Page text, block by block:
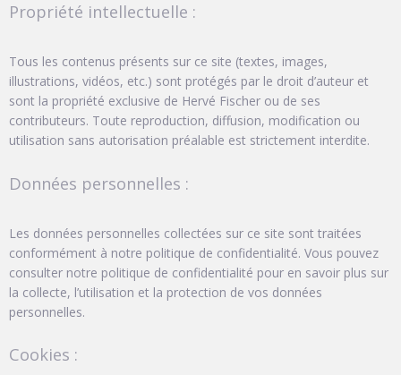
Propriété intellectuelle :
Tous les contenus présents sur ce site (textes, images,
illustrations, vidéos, etc.) sont protégés par le droit d’auteur et
sont la propriété exclusive de Hervé Fischer ou de ses
contributeurs. Toute reproduction, diffusion, modification ou
utilisation sans autorisation préalable est strictement interdite.
Données personnelles :
Les données personnelles collectées sur ce site sont traitées
conformément à notre politique de confidentialité. Vous pouvez
consulter notre politique de confidentialité pour en savoir plus sur
la collecte, l’utilisation et la protection de vos données
personnelles.
Cookies :